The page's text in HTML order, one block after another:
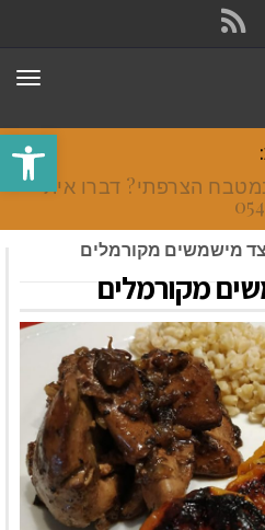
פתח
הצרפתי? דברו איתי
מישמשים מקורמלים
מקורמלים